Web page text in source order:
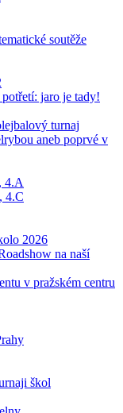
soutěže
jaro je tady!
turnaj
aneb poprvé v
4.A
4.C
2026
na naší
v pražském centru
škol